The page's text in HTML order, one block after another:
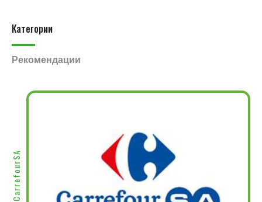
Категории
Рекомендации
CarrefourSA